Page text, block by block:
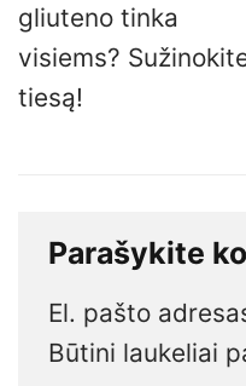
gliuteno tinka
visiems?
tiesą!
Parašykite
El. pašto
Būtini laukeliai